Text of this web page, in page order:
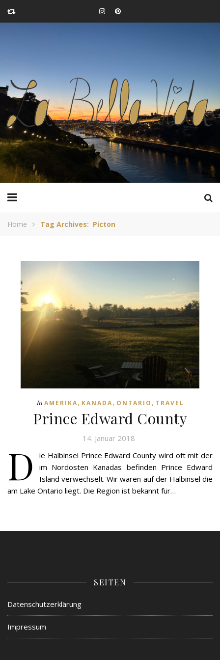
Home Tag Archives: Picton
In AMERIKA, KANADA, ONTARIO , TRAVEL
Prince Edward County
14. Januar 2018
D
ie Halbinsel Prince Edward County wird oft mit der
im Nordosten Kanadas befinden Prince Edward
Island verwechselt. Wir waren auf der Halbinsel die
am Lake Ontario liegt. Die Region ist bekannt für…
SEITEN
Datenschutzerklärung
Impressum